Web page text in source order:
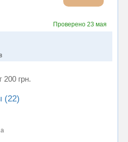
Проверено 23 мая
200 грн.
(22)